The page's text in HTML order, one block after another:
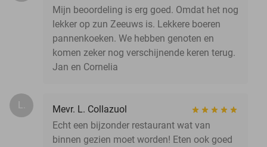
Mijn beoordeling is erg goed. Omdat het nog
lekker op zun Zeeuws is. Lekkere boeren
pannenkoeken. We hebben genoten en
komen zeker nog verschijnende keren terug.
Jan en Cornelia
L.
Mevr. L. Collazuol
Echt een bijzonder restaurant wat van
binnen gezien moet worden! Eten ook goed